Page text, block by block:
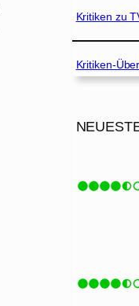
Kritiken zu
Kritiken-